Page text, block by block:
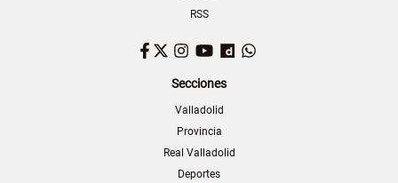
RSS
Facebook
TwitterInstagram
YouTubeDailymotion
Secciones
Valladolid
Provincia
Real Valladolid
Deportes